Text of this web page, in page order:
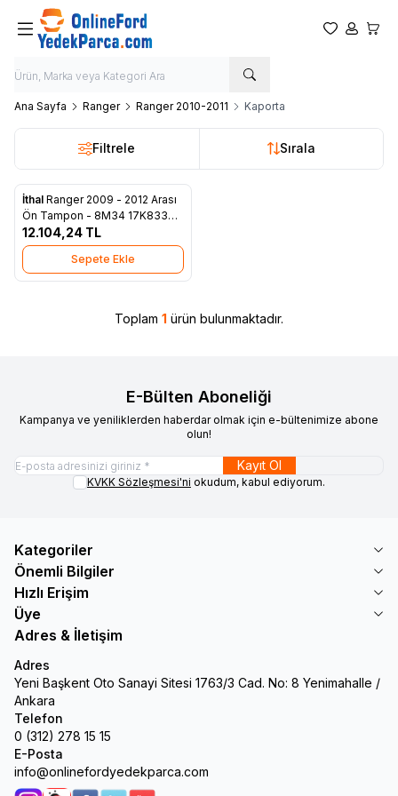
Favorilerim
Hesabım
Ana Sayfa Ranger Ranger 2010-2011 Kaporta
Filtrele Sırala
Favorilere Ekle
İthal Ranger 2009 - 2012 Arası
Ön Tampon - 8M34 17K833
BA
12.104,24 TL
Sepete Ekle
Toplam 1 ürün bulunmaktadır.
E-Bülten Aboneliği
Kampanya ve yeniliklerden haberdar olmak için e-bültenimize abone
olun!
Kayıt Ol
KVKK Sözleşmesi'ni okudum, kabul ediyorum.
Kategoriler
Önemli Bilgiler
Hızlı Erişim
Üye
Adres & İletişim
Adres
Yeni Başkent Oto Sanayi Sitesi 1763/3 Cad. No: 8 Yenimahalle /
Ankara
Telefon
0 (312) 278 15 15
E-Posta
info@onlinefordyedekparca.com